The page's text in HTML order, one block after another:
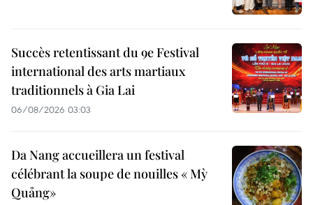
Succès retentissant du 9e Festival
international des arts martiaux
traditionnels à Gia Lai
06/08/2026 03:03
Da Nang accueillera un festival
célébrant la soupe de nouilles « Mỳ
Quảng»